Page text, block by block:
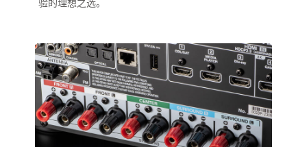
验的理想之选。